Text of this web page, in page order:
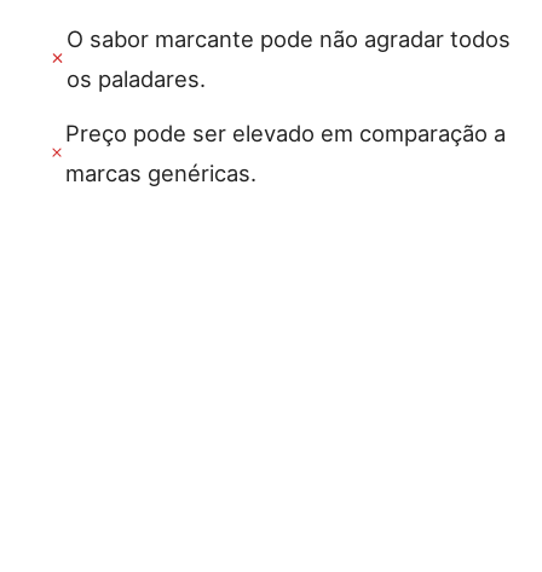
O sabor marcante pode não agradar todos
os paladares.
Preço pode ser elevado em comparação a
marcas genéricas.